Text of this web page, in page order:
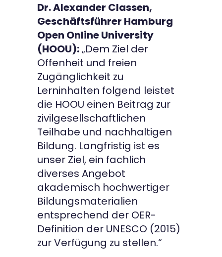
Dr. Alexander Classen,
Geschäftsführer Hamburg
Open Online University
(HOOU):„Dem Ziel der
Offenheit und freien
Zugänglichkeit zu
Lerninhalten folgend leistet
die HOOU einen Beitrag zur
zivilgesellschaftlichen
Teilhabe und nachhaltigen
Bildung. Langfristig ist es
unser Ziel, ein fachlich
diverses Angebot
akademisch hochwertiger
Bildungsmaterialien
entsprechend der OER-
Definition der UNESCO (2015)
zur Verfügung zu stellen.“